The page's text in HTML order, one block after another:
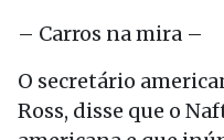
– Carros na mira –
O secretário
Ross, disse que o